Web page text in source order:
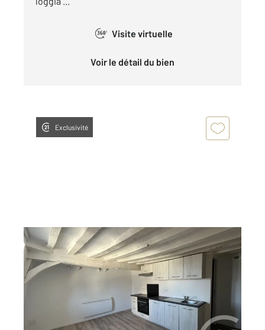
360° Visite virtuelle
Voir le détail du bien
Exclusivité
LAVAL 53
29,15 m
2, 2 pièces
Ref : 13151
Appartement T2 à louer
495 €
par mois charges comprises